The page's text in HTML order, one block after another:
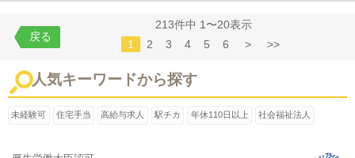
213件中 1〜20表示
1
2 3 4 5 6 > >>
戻る
人気キーワードから探す
未経験可 住宅手当 高給与求人 駅チカ 年休110日以上 社会福祉法人